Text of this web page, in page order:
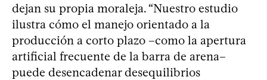
dejan su propia moraleja. “Nuestro estudio
ilustra cómo el manejo orientado a la
producción a corto plazo –como la apertura
artificial frecuente de la barra de arena–
puede desencadenar desequilibrios